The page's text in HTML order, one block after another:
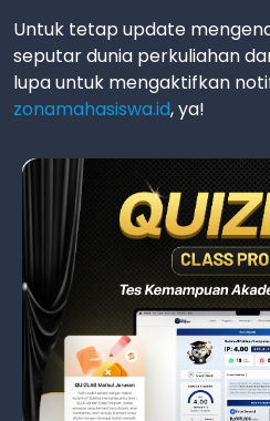
Untuk tetap update
seputar dunia perkuliahan
lupa untuk mengaktifkan
zonamahasiswa.id, ya!